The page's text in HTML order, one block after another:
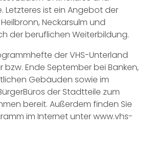
Letzteres ist ein Angebot der
Neckarsulm und
der beruflichen Weiterbildung.
der VHS-Unterland
bzw. Ende September bei Banken,
Gebäuden sowie im
der Stadtteile zum
bereit. Außerdem finden Sie
im Internet unterwww.vhs-